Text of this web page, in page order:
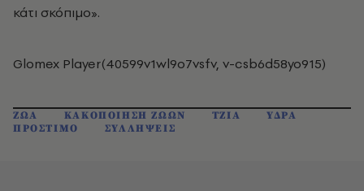
κάτι σκόπιμο».
Glomex Player(40599v1wl9o7vsfv, v-csb6d58yo915)
ΖΩΑ ΚΑΚΟΠΟΙΗΣΗ ΖΩΩΝ ΤΖΙΑ
ΥΔΡΑ
ΠΡΟΣΤΙΜΟ
ΣΥΛΛΗΨΕΙΣ